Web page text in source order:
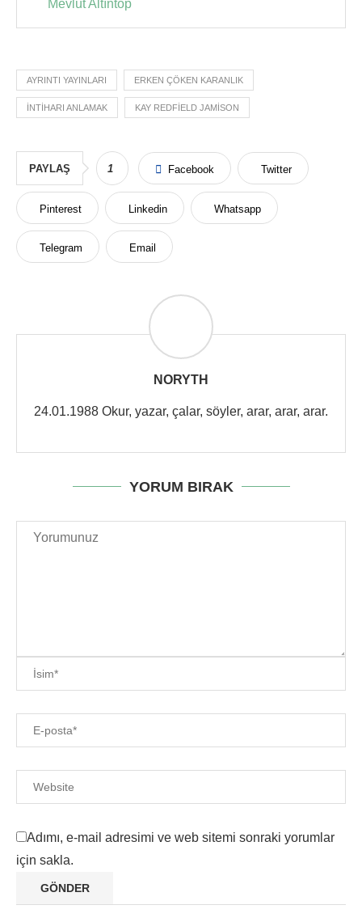
Mevlüt Altıntop
AYRINTI YAYINLARI ERKEN ÇÖKEN KARANLIK
INTIHARI ANLAMAK KAY REDFIELD JAMISON
PAYLAŞ 1 Facebook Twitter
Pinterest Linkedin Whatsapp
Telegram Email
NORYTH
24.01.1988 Okur, yazar, çalar, söyler, arar, arar, arar.
YORUM BIRAK
Adımı, e-mail adresimi ve web sitemi sonraki yorumlar
için sakla.